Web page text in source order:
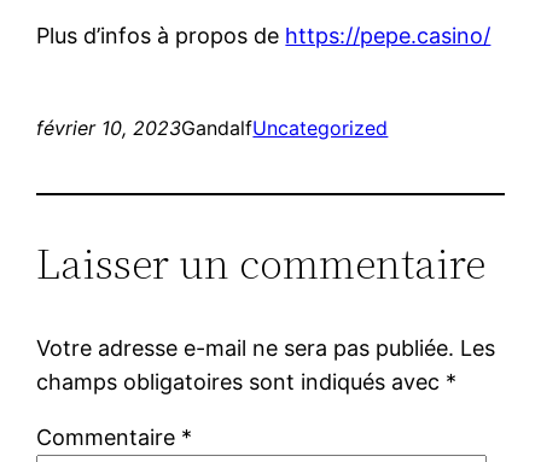
Plus d’infos à propos de https://pepe.casino/
février 10, 2023GandalfUncategorized
Laisser un commentaire
Votre adresse e-mail ne sera pas publiée. Les
champs obligatoires sont indiqués avec *
Commentaire *